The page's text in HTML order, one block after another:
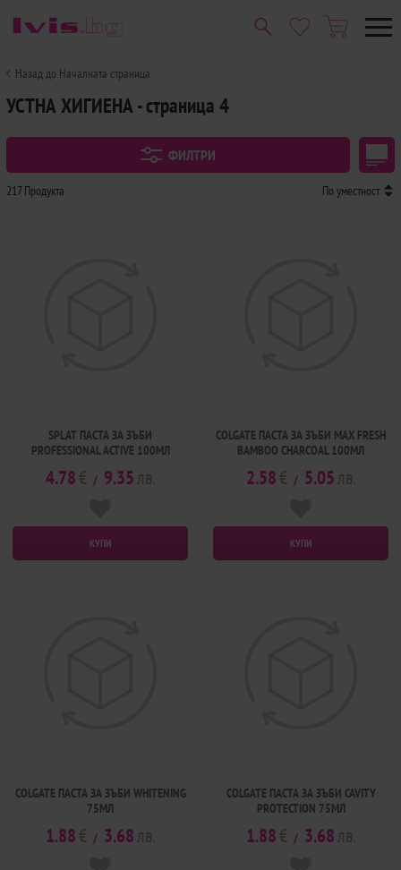
Назад до Началната страница
УСТНА ХИГИЕНА - страница 4
ФИЛТРИ
217 Продукта По уместност
SPLAT ПАСТА ЗА ЗЪБИ
PROFESSIONAL ACTIVE 100МЛ
4.78 / 9.35
КУПИ
COLGATE ПАСТА ЗА ЗЪБИ MAX FRESH
BAMBOO CHARCOAL 100МЛ
2.58 / 5.05
КУПИ
COLGATE ПАСТА ЗА ЗЪБИ WHITENING
75МЛ
1.88 / 3.68
COLGATE ПАСТА ЗА ЗЪБИ CAVITY
PROTECTION 75МЛ
1.88 / 3.68